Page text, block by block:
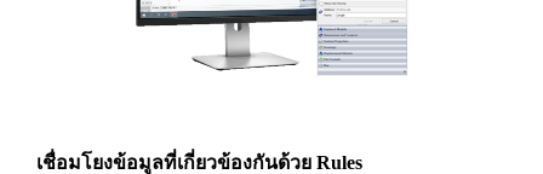
เชื่อมโยงข้อมูลที่เกี่ยวข้องกันด้วย Rules